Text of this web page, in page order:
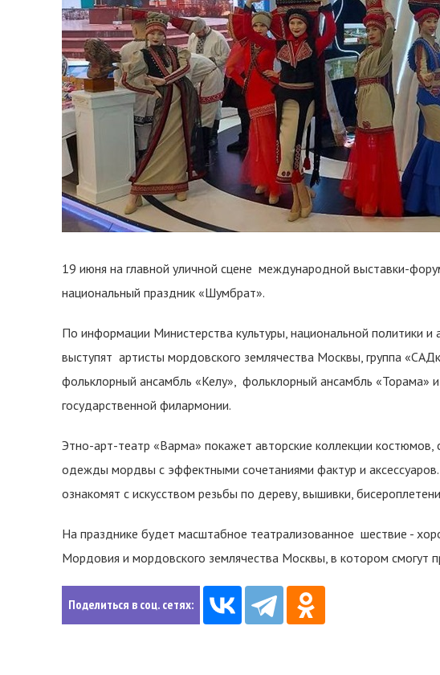
19 июня на главной уличной сцене международной выставки-
национальный праздник «Шумбрат».
По информации Министерства культуры, национальной политики
выступят артисты мордовского землячества Москвы, группа
фольклорный ансамбль «Келу», фольклорный ансамбль «Торама»
государственной филармонии.
Этно-арт-театр «Варма» покажет авторские коллекции
одежды мордвы с эффектными сочетаниями фактур и
ознакомят с искусством резьбы по дереву, вышивки,
На празднике будет масштабное театрализованное шествие -
Мордовия и мордовского землячества Москвы, в котором смогут
Поделиться в соц. сетях: